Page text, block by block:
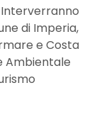
di Imperia,
e Costa
Ambientale